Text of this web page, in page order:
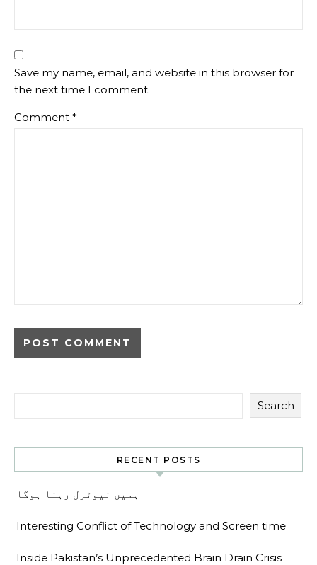
Save my name, email, and website in this browser for
the next time I comment.
Comment *
Search
RECENT POSTS
ہمیں نیوٹرل رہنا ہوگا
Interesting Conflict of Technology and Screen time
Inside Pakistan’s Unprecedented Brain Drain Crisis